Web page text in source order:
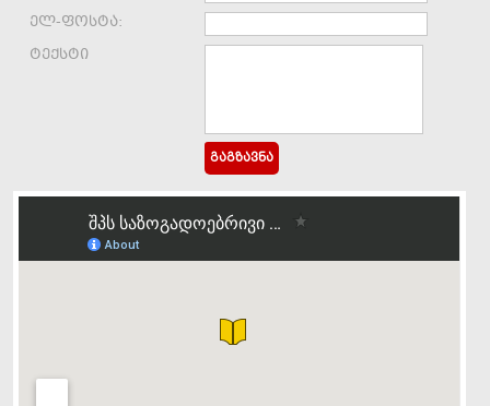
ელ-ფოსტა:
ტექსტი